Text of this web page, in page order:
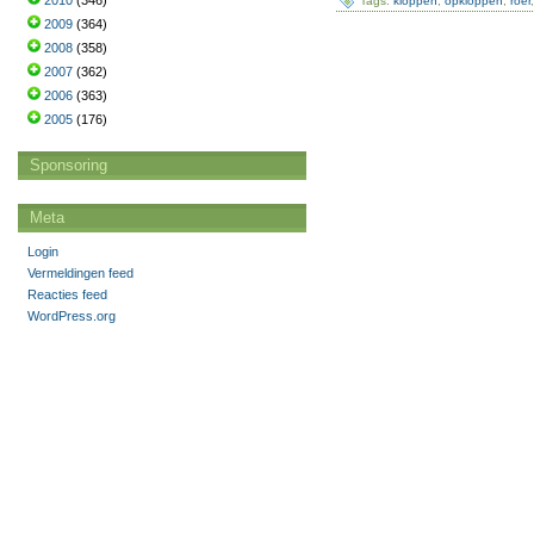
2009 (364)
2008 (358)
2007 (362)
2006 (363)
2005 (176)
Sponsoring
Meta
Login
Vermeldingen feed
Reacties feed
WordPress.org